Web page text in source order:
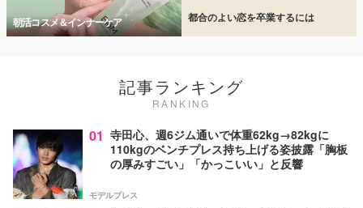
朝活コスメ＆インナーケア 都合のよい恋を卒業するには
記事ランキング
RANKING
01 寺田心、週6ジム通いで体重62kg→82kgに
110kgのベンチプレス持ち上げる姿披露「胸板
の厚みすごい」「かっこいい」と反響
モデルプレス